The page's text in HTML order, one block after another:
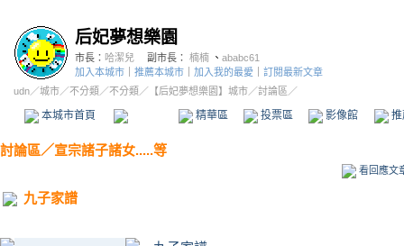
后妃夢想樂園
市長： 哈潔兒 副市長： 楠楠 、 ababc61
加入本城市
推薦本城市 加入我的最愛
訂閱最新文章
udn／城市／不分類 ／不分類 ／ 【后妃夢想樂園】城市／討論區／
本城市首頁 精華區 投票區 影像館
討論區／宣宗諸子諸女.....等
看回應文
九子家譜